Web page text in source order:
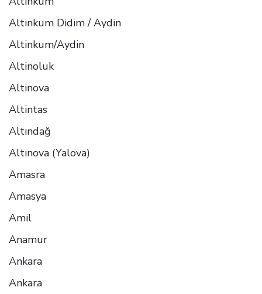
Altinkum Didim / Aydin
Altinkum/Aydin
Altinoluk
Altinova
Altintas
Altındağ
Altınova (Yalova)
Amasra
Amasya
Amil
Anamur
Ankara
Ankara